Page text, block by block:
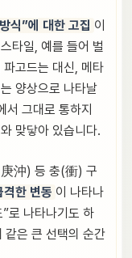
식”에 대한 고집 이
타일, 예를 들어 벌
파고드는 대신, 메타
양상으로 나타날
그대로 통하지
맞닿아 있습니다.
沖) 등 충(衝) 구
한 변동 이 나타나
로 나타나기도 하
같은 큰 선택의 순간